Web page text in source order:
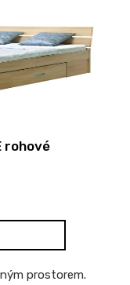
rohové
prostorem.